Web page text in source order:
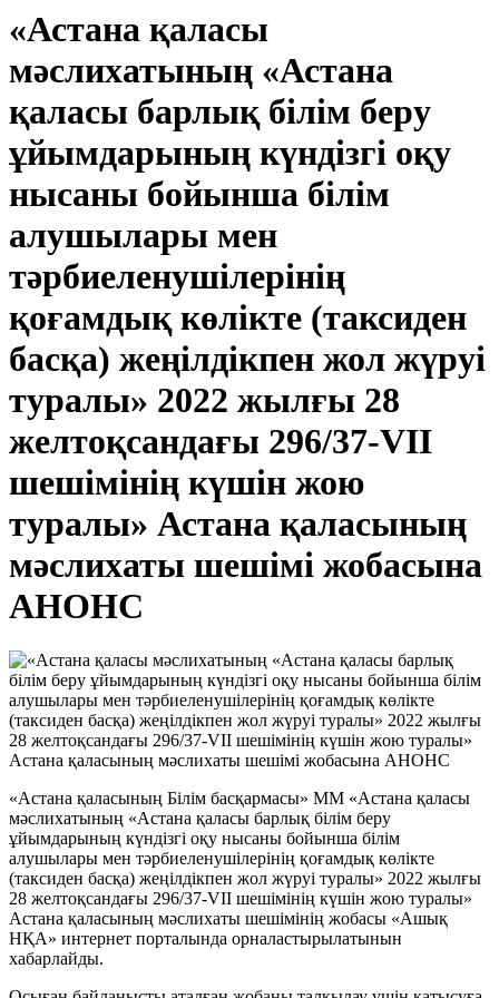
«Астана қаласы
мәслихатының «Астана
қаласы барлық білім беру
ұйымдарының күндізгі оқу
нысаны бойынша білім
алушылары мен
тәрбиеленушілерінің
қоғамдық көлікте (таксиден
басқа) жеңілдікпен жол жүруі
туралы» 2022 жылғы 28
желтоқсандағы 296/37-VII
шешімінің күшін жою
туралы» Астана қаласының
мәслихаты шешімі жобасына
АНОНС
«Астана қаласының Білім басқармасы» ММ «Астана қаласы
мәслихатының «Астана қаласы барлық білім беру
ұйымдарының күндізгі оқу нысаны бойынша білім
алушылары мен тәрбиеленушілерінің қоғамдық көлікте
(таксиден басқа) жеңілдікпен жол жүруі туралы» 2022 жылғы
28 желтоқсандағы 296/37-VII шешімінің күшін жою туралы»
Астана қаласының мәслихаты шешімінің жобасы «Ашық
НҚА» интернет порталында орналастырылатынын
хабарлайды.